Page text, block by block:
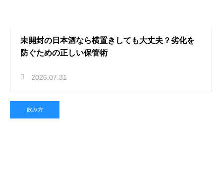
未開封の日本酒なら横置きしても大丈夫？劣化を
防ぐための正しい保管術
2026.07.31
飲み方